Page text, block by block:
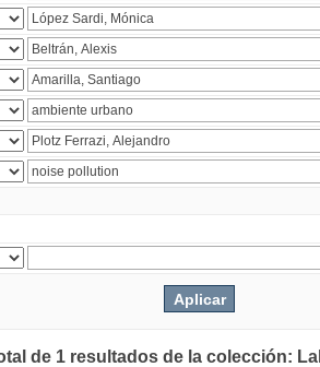
de 1 resultados de la colección: